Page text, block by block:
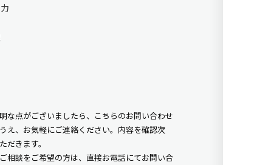
な点がございましたら、こちらのお問い合わせ
え、お気軽にご連絡ください。内容を確認次
だきます。
相談をご希望の方は、直接お電話にてお問い合